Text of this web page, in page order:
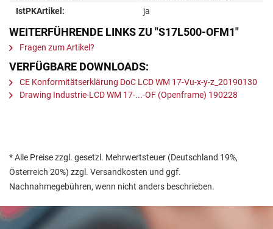
IstPKArtikel:
ja
WEITERFÜHRENDE LINKS ZU "S17L500-OFM1"
Fragen zum Artikel?
VERFÜGBARE DOWNLOADS:
CE Konformitätserklärung DoC LCD WM 17-Vu-x-y-z_20190130
Drawing Industrie-LCD WM 17-...-OF (Openframe) 190228
* Alle Preise zzgl. gesetzl. Mehrwertsteuer (Deutschland 19%,
Österreich 20%) zzgl. Versandkosten und ggf.
Nachnahmegebühren, wenn nicht anders beschrieben.